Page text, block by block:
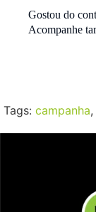
Gostou do
Acompanhe
Tags: campanha,